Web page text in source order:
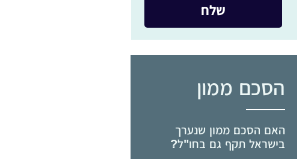
הסכם ממון
האם הסכם ממון שנערך
בישראל תקף גם בחו"ל?